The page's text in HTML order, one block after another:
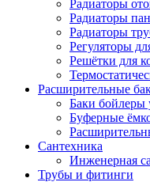
Радиаторы
Радиаторы
Радиаторы
Регуляторы
Решётки для
Расширительные
Баки бойлеры
Буферные
Сантехника
Инженерная
Трубы и фитинги